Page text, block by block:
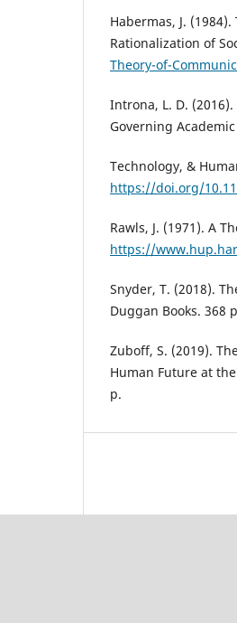
Habermas, J.
Rationalization of
Theory-of-
Introna, L. D.
Governing
Technology, &
https://doi.org/
Rawls, J. (1971). A
https://
Snyder, T. (2018).
Duggan Books. 368
Zuboff, S. (2019).
Human Future at
p.